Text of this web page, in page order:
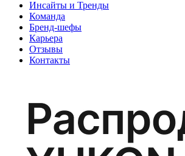
Инсайты и Тренды
Команда
Бренд-шефы
Карьера
Отзывы
Контакты